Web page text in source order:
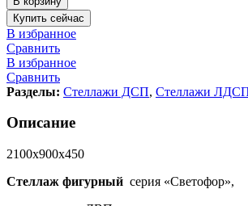
Купить сейчас
В избранное
Сравнить
В избранное
Сравнить
Разделы: Стеллажи ДСП, Стеллажи
Описание
2100х900х450
Стеллаж фигурный серия «Светофор»,